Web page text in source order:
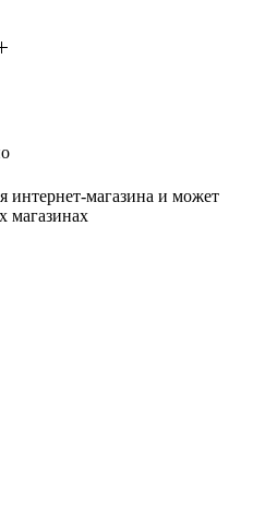
интернет-магазина и может
магазинах